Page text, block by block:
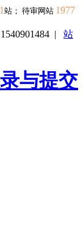
站； 待审网站 1977
| 站
与提交